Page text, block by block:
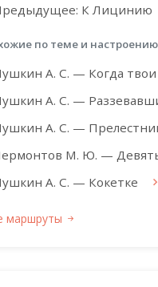
К Лицинию
по теме и настроению
А. С. — Когда твои
А. С. —
А. С. —
М. Ю. —
А. С. — Кокетке
маршруты